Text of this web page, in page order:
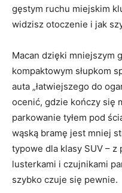
gęstym ruchu miejskim
widzisz otoczenie i jak
Macan dzięki mniejszym
kompaktowym słupkom
auta „łatwiejszego do
ocenić, gdzie kończy się
parkowanie tyłem pod
wąską bramę jest mniej
typowe dla klasy SUV –
lusterkami i czujnikami
szybko czuje się pewnie.